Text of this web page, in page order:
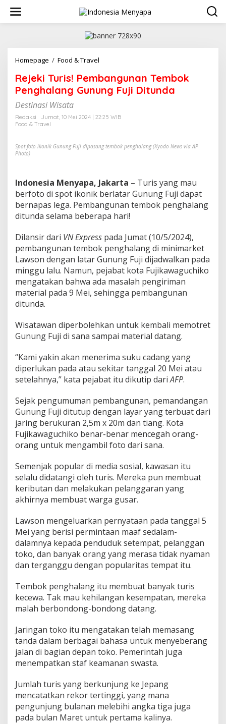
w
Homepage / Food & Travel
j
e
k
T
s
e
m
b
a
n
g
n
a
n
T
e
m
b
P
e
n
h
a
l
g
G
u
n
u
n
F
u
j
i
D
t
u
n
d
a
Rejeki Turis! Pembangunan Tembok
Penghalang Gunung Fuji Ditunda
Destinasi Wisata
Redaksi
Jumat, 10 Mei 2024 | 22:25 WIB
Food & Travel
Spot foto ikonik Gunung Fuji dipasang tembok penghalang (Kyodo News via AP
Photo)
Indonesia Menyapa, Jakarta – Turis yang mau
berfoto di spot ikonik berlatar Gunung Fuji dapat
bernapas lega. Pembangunan tembok penghalang
ditunda selama beberapa hari!
Dilansir dari VN Express pada Jumat (10/5/2024),
pembangunan tembok penghalang di minimarket
Lawson dengan latar Gunung Fuji dijadwalkan pada
minggu lalu. Namun, pejabat kota Fujikawaguchiko
mengatakan bahwa ada masalah pengiriman
material pada 9 Mei, sehingga pembangunan
ditunda.
Wisatawan diperbolehkan untuk kembali memotret
Gunung Fuji di sana sampai material datang.
“Kami yakin akan menerima suku cadang yang
diperlukan pada atau sekitar tanggal 20 Mei atau
setelahnya,” kata pejabat itu dikutip dariAFP.
Sejak pengumuman pembangunan, pemandangan
Gunung Fuji ditutup dengan layar yang terbuat dari
jaring berukuran 2,5m x 20m dan tiang. Kota
Fujikawaguchiko benar-benar mencegah orang-
orang untuk mengambil foto dari sana.
Semenjak popular di media sosial, kawasan itu
selalu didatangi oleh turis. Mereka pun membuat
keributan dan melakukan pelanggaran yang
akhirnya membuat warga gusar.
Lawson mengeluarkan pernyataan pada tanggal 5
Mei yang berisi permintaan maaf sedalam-
dalamnya kepada penduduk setempat, pelanggan
toko, dan banyak orang yang merasa tidak nyaman
dan terganggu dengan popularitas tempat itu.
Tembok penghalang itu membuat banyak turis
kecewa. Tak mau kehilangan kesempatan, mereka
malah berbondong-bondong datang.
Jaringan toko itu mengatakan telah memasang
tanda dalam berbagai bahasa untuk menyeberang
jalan di bagian depan toko. Pemerintah juga
menempatkan staf keamanan swasta.
Jumlah turis yang berkunjung ke Jepang
mencatatkan rekor tertinggi, yang mana
pengunjung bulanan melebihi angka tiga juga
pada bulan Maret untuk pertama kalinya.